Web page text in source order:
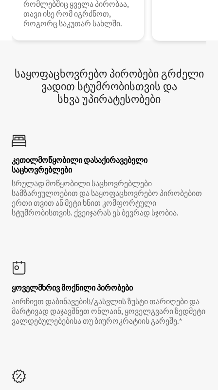
რომლებშიც ყველა პირობაა,
თავი ისე რომ იგრძნოთ,
როგორც საკუთარ სახლში.
საყოფაცხოვრებო პირობები გრძელი
ვადით სტუმრობისთვის და
სხვა უპირატესობები
კეთილმოწყობილი დასაქირავებელი
საცხოვრებლები
სრულად მოწყობილი საცხოვრებლები
სამზარეულოებით და საყოფაცხოვრებო პირობებით
ერთი თვით ან მეტი ხნით კომფორტული
სტუმრობისთვის. ქვეიჯარას ეს ბევრად სჯობია.
ყოველმხრივ მოქნილი პირობები
აირჩიეთ დაბინავების/გასვლის ზუსტი თარიღები და
მარტივად დაჯავშნეთ ონლაინ, ყოველგვარი ზედმეტი
ვალდებულებებისა თუ ბიუროკრატიის გარეშე.*